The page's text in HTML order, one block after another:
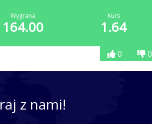
Wygrana
164.00
Kurs
1.64
0 0
z nami!